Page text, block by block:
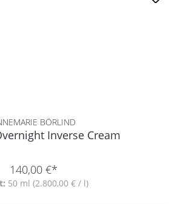
BÖRLIND
Inverse Cream
140,00 €*
50 ml (2.800,00 € / l)